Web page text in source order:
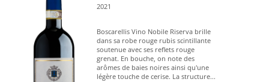
2021
Boscarellis Vino Nobile Riserva brille
dans sa robe rouge rubis scintillante
soutenue avec ses reflets rouge
grenat. En bouche, on note des
arômes de baies noires ainsi qu'une
légère touche de cerise. La structure...